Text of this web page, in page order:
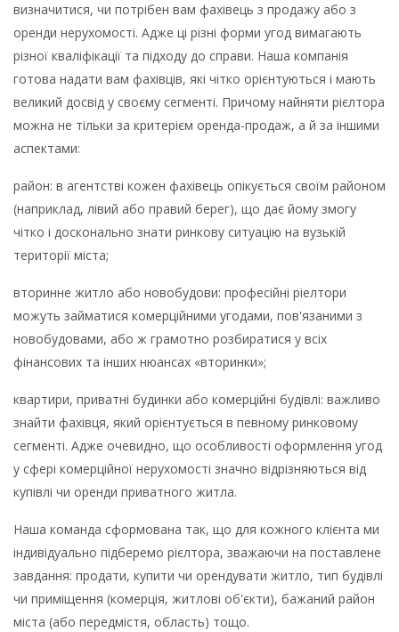
визначитися, чи потрібен вам фахівець з продажу або з
оренди нерухомості. Адже ці різні форми угод вимагають
різної кваліфікації та підходу до справи. Наша компанія
готова надати вам фахівців, які чітко орієнтуються і мають
великий досвід у своєму сегменті. Причому найняти рієлтора
можна не тільки за критерієм оренда-продаж, а й за іншими
аспектами:
район: в агентстві кожен фахівець опікується своїм районом
(наприклад, лівий або правий берег), що дає йому змогу
чітко і досконально знати ринкову ситуацію на вузькій
території міста;
вторинне житло або новобудови: професійні ріелтори
можуть займатися комерційними угодами, пов'язаними з
новобудовами, або ж грамотно розбиратися у всіх
фінансових та інших нюансах «вторинки»;
квартири, приватні будинки або комерційні будівлі: важливо
знайти фахівця, який орієнтується в певному ринковому
сегменті. Адже очевидно, що особливості оформлення угод
у сфері комерційної нерухомості значно відрізняються від
купівлі чи оренди приватного житла.
Наша команда сформована так, що для кожного клієнта ми
індивідуально підберемо рієлтора, зважаючи на поставлене
завдання: продати, купити чи орендувати житло, тип будівлі
чи приміщення (комерція, житлові об'єкти), бажаний район
міста (або передмістя, область) тощо.